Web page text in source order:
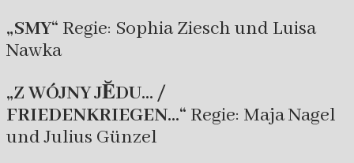
„SMY“ Regie: Sophia Ziesch und Luisa
Nawka
„Z WÓJNY JĔDU… /
FRIEDENKRIEGEN…“ Regie: Maja Nagel
und Julius Günzel